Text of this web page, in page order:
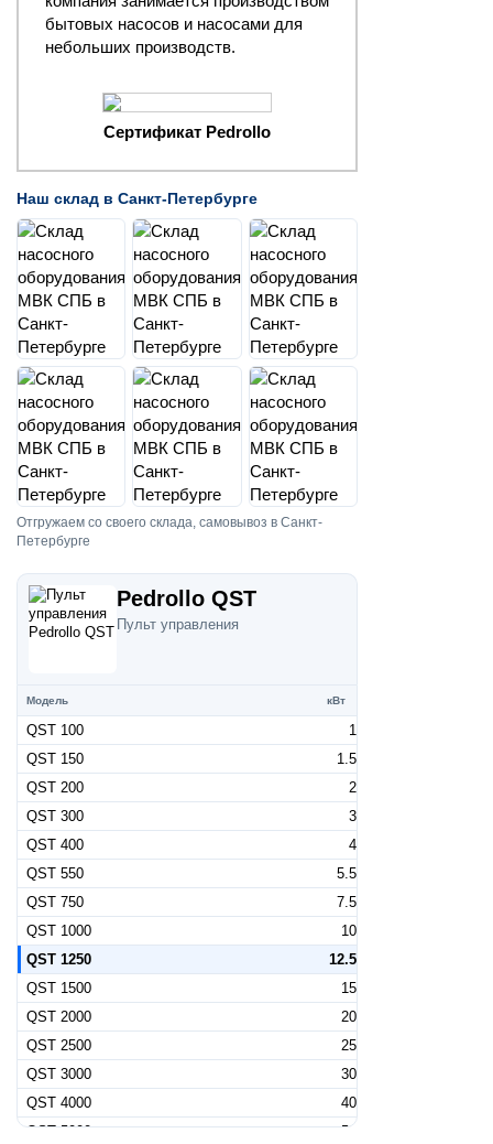
бытовых насосов и насосами для
небольших производств.
Сертификат Pedrollo
Наш склад в Санкт-Петербурге
Отгружаем со своего склада, самовывоз в Санкт-
Петербурге
Pedrollo QST
Пульт управления
Модель кВт
QST 100
1
QST 150
1.5
QST 200
2
QST 300
3
QST 400
4
QST 550
5.5
QST 750
7.5
QST 1000
10
QST 1250
12.5
QST 1500
15
QST 2000
20
QST 2500
25
QST 3000
30
QST 4000
40
QST 5000
50